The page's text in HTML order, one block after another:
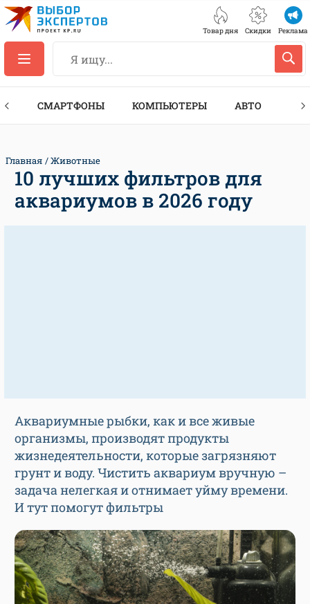
Товар дня Скидки Реклама
СМАРТФОНЫ КОМПЬЮТЕРЫ АВТО
Главная Животные
10 лучших фильтров для
аквариумов в 2026 году
Аквариумные рыбки, как и все живые
организмы, производят продукты
жизнедеятельности, которые загрязняют
грунт и воду. Чистить аквариум вручную –
задача нелегкая и отнимает уйму времени.
И тут помогут фильтры